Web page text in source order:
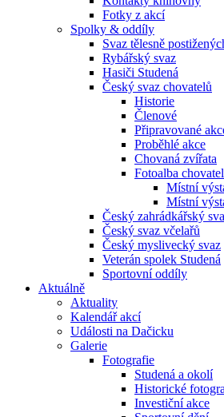
Fotky z akcí
Spolky & oddíly
Svaz tělesně
Rybářský svaz
Hasiči Studená
Český svaz chovatelů
Historie
Členové
Připravované
Proběhlé akce
Chovaná zvířata
Fotoalba
Místní
Místní
Český zahrádkářský
Český svaz včelařů
Český myslivecký svaz
Veterán spolek Studená
Sportovní oddíly
Aktuálně
Aktuality
Kalendář akcí
Události na Dačicku
Galerie
Fotografie
Studená a okolí
Historické
Investiční akce